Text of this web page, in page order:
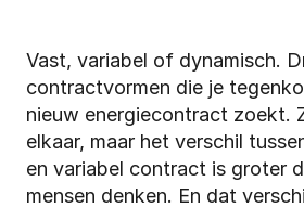
Vast, variabel of dynamisch.
contractvormen die je
nieuw energiecontract zoekt.
elkaar, maar het verschil
en variabel contract is groter
mensen denken. En dat